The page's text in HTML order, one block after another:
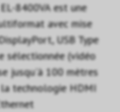
8400VA est une
avec mise
USB Type
sélectionnée (vidéo
jusqu'à 100 mètres
technologie HDMI